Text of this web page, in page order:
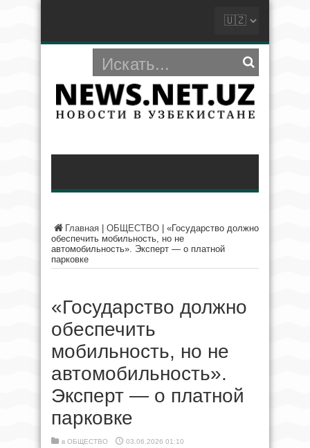
Главная ОБЩЕСТВО
«Государство должно
обеспечить мобильность, но не
автомобильность». Эксперт — о платной
парковке
«Государство должно
обеспечить
мобильность, но не
автомобильность».
Эксперт — о платной
парковке
в ОБЩЕСТВО 03.06.2026 01:10